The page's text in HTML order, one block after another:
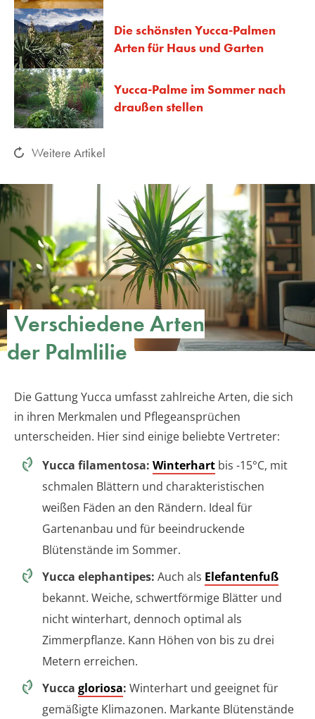
Die schönsten Yucca-Palmen
Arten für Haus und Garten
Yucca-Palme im Sommer nach
draußen stellen
Weitere Artikel
Verschiedene Arten
der Palmlilie
Die Gattung Yucca umfasst zahlreiche Arten, die sich
in ihren Merkmalen und Pflegeansprüchen
unterscheiden. Hier sind einige beliebte Vertreter:
Yucca filamentosa: Winterhart bis -15°C, mit
schmalen Blättern und charakteristischen
weißen Fäden an den Rändern. Ideal für
Gartenanbau und für beeindruckende
Blütenstände im Sommer.
Yucca elephantipes: Auch als Elefantenfuß
bekannt. Weiche, schwertförmige Blätter und
nicht winterhart, dennoch optimal als
Zimmerpflanze. Kann Höhen von bis zu drei
Metern erreichen.
Yucca gloriosa: Winterhart und geeignet für
gemäßigte Klimazonen. Markante Blütenstände